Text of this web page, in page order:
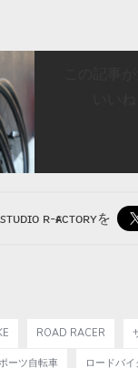
ʀ-ғᴀᴄᴛᴏʀʏを
ROAD RACER
ーツ自転車 ロードバイ